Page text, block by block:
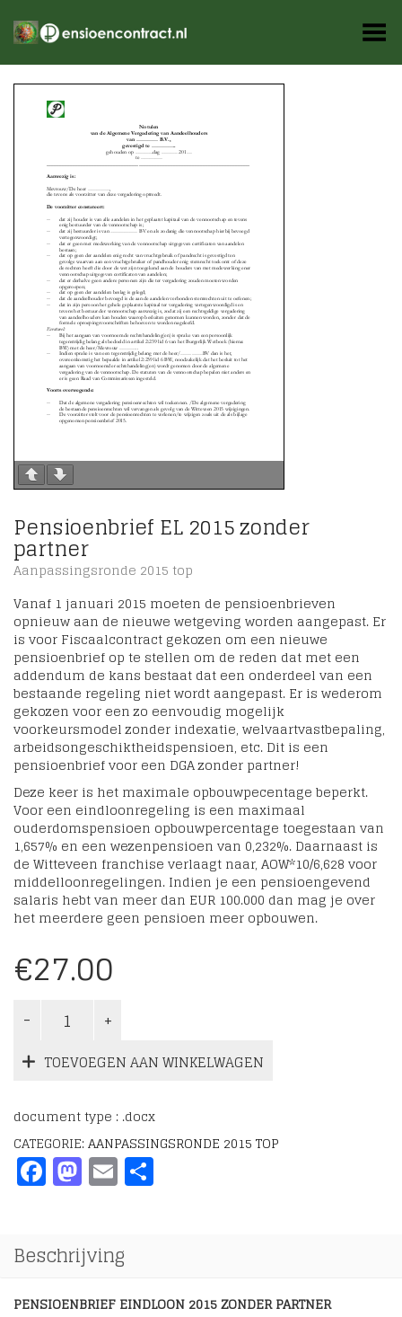
Toggle Menu
Pensioenbrief EL 2015 zonder
partner
Aanpassingsronde 2015 top
Vanaf 1 januari 2015 moeten de pensioenbrieven
opnieuw aan de nieuwe wetgeving worden aangepast. Er
is voor Fiscaalcontract gekozen om een nieuwe
pensioenbrief op te stellen om de reden dat met een
addendum de kans bestaat dat een onderdeel van een
bestaande regeling niet wordt aangepast. Er is wederom
gekozen voor een zo eenvoudig mogelijk
voorkeursmodel zonder indexatie, welvaartvastbepaling,
arbeidsongeschiktheidspensioen, etc. Dit is een
pensioenbrief voor een DGA zonder partner!
Deze keer is het maximale opbouwpecentage beperkt.
Voor een eindloonregeling is een maximaal
ouderdomspensioen opbouwpercentage toegestaan van
1,657% en een wezenpensioen van 0,232%. Daarnaast is
de Witteveen franchise verlaagt naar, AOW*10/6,628 voor
middelloonregelingen. Indien je een pensioengevend
salaris hebt van meer dan EUR 100.000 dan mag je over
het meerdere geen pensioen meer opbouwen.
€27.00
TOEVOEGEN AAN WINKELWAGEN
document type : .docx
CATEGORIE:AANPASSINGSRONDE 2015 TOP
Facebook
Mastodon
Email
Beschrijving
PENSIOENBRIEF EINDLOON 2015 ZONDER PARTNER